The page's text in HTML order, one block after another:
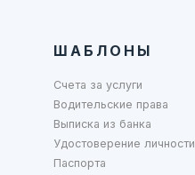
ШАБЛОНЫ
Счета за услуги
Водительские права
Выписка из банка
Удостоверение личности
Паспорта